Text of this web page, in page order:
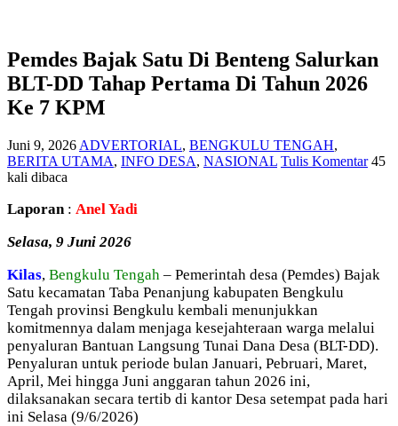
Pemdes Bajak Satu Di Benteng Salurkan
BLT-DD Tahap Pertama Di Tahun 2026
Ke 7 KPM
Juni 9, 2026 ADVERTORIAL, BENGKULU TENGAH,
BERITA UTAMA, INFO DESA, NASIONAL Tulis Komentar 45
kali dibaca
Laporan : Anel Yadi
Selasa, 9 Juni 2026
Kilas, Bengkulu Tengah – Pemerintah desa (Pemdes) Bajak
Satu kecamatan Taba Penanjung kabupaten Bengkulu
Tengah provinsi Bengkulu kembali menunjukkan
komitmennya dalam menjaga kesejahteraan warga melalui
penyaluran Bantuan Langsung Tunai Dana Desa (BLT-DD).
Penyaluran untuk periode bulan Januari, Pebruari, Maret,
April, Mei hingga Juni anggaran tahun 2026 ini,
dilaksanakan secara tertib di kantor Desa setempat pada hari
ini Selasa (9/6/2026)